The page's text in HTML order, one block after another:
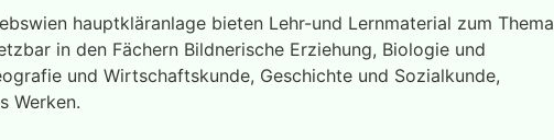
hauptkläranlage bieten Lehr-und Lernmaterial zum Thema
in den Fächern Bildnerische Erziehung, Biologie und
und Wirtschaftskunde, Geschichte und Sozialkunde,
Werken.